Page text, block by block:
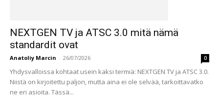
NEXTGEN TV ja ATSC 3.0 mitä nämä
standardit ovat
Anatoliy Marcin - 26/07/2026 0
Yhdysvalloissa kohtaat usein kaksi termiä: NEXTGEN TV ja ATSC 3.0.
Niistä on kirjoitettu paljon, mutta aina ei ole selvää, tarkoittavatko
ne eri asioita. Tässä...